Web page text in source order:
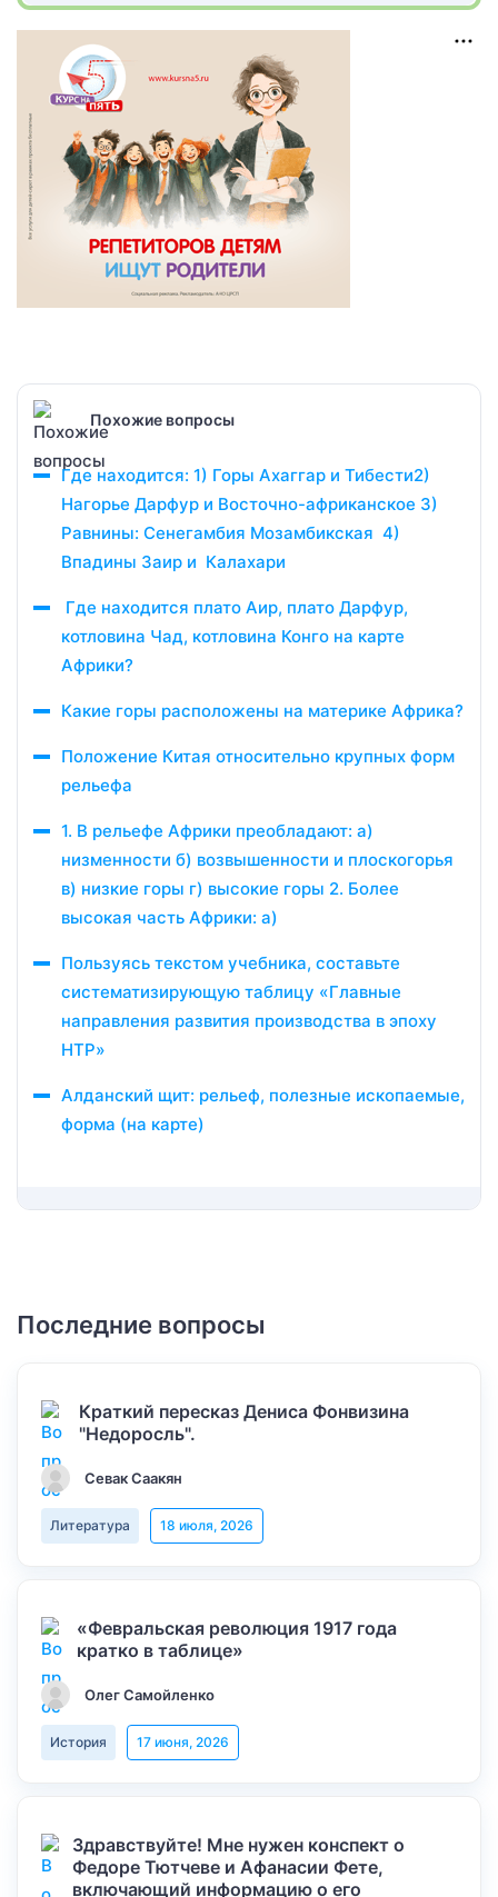
Похожие вопросы
Где находится: 1) Горы Ахаггар и Тибести2)
Нагорье Дарфур и Восточно-африканское 3)
Равнины: Сенегамбия Мозамбикская 4)
Впадины Заир и Калахари
Где находится плато Аир, плато Дарфур,
котловина Чад, котловина Конго на карте
Африки?
Какие горы расположены на материке Африка?
Положение Китая относительно крупных форм
рельефа
1. В рельефе Африки преобладают: а)
низменности б) возвышенности и плоскогорья
в) низкие горы г) высокие горы 2. Более
высокая часть Африки: а)
Пользуясь текстом учебника, составьте
систематизирующую таблицу «Главные
направления развития производства в эпоху
НТР»
Алданский щит: рельеф, полезные ископаемые,
форма (на карте)
Последние вопросы
Краткий пересказ Дениса Фонвизина
"Недоросль".
Севак Саакян
Литература 18 июля, 2026
«Февральская революция 1917 года
кратко в таблице»
Олег Самойленко
История 17 июня, 2026
Здравствуйте! Мне нужен конспект о
Федоре Тютчеве и Афанасии Фете,
включающий информацию о его